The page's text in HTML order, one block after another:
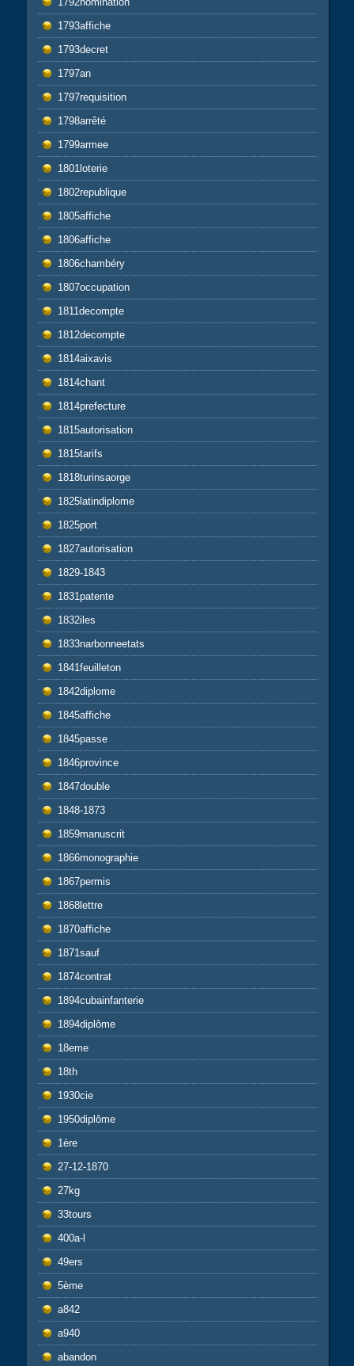
1793affiche
1793decret
1797an
1797requisition
1798arrêté
1799armee
1801loterie
1802republique
1805affiche
1806affiche
1806chambéry
1807occupation
1811decompte
1812decompte
1814aixavis
1814chant
1814prefecture
1815autorisation
1815tarifs
1818turinsaorge
1825latindiplome
1825port
1827autorisation
1829-1843
1831patente
1832iles
1833narbonneetats
1841feuilleton
1842diplome
1845affiche
1845passe
1846province
1847double
1848-1873
1859manuscrit
1866monographie
1867permis
1868lettre
1870affiche
1871sauf
1874contrat
1894cubainfanterie
1894diplôme
18eme
18th
1930cie
1950diplôme
1ère
27-12-1870
27kg
33tours
400a-l
49ers
5ème
a842
a940
abandon